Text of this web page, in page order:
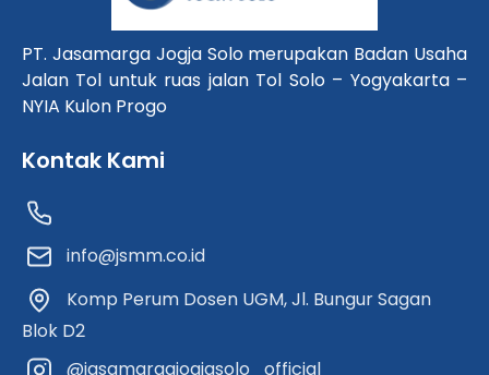
PT. Jasamarga Jogja Solo merupakan Badan Usaha
Jalan Tol untuk ruas jalan Tol Solo – Yogyakarta –
NYIA Kulon Progo
Kontak Kami
info@jsmm.co.id
Komp Perum Dosen UGM, Jl. Bungur Sagan
Blok D2
@jasamargajogjasolo_official